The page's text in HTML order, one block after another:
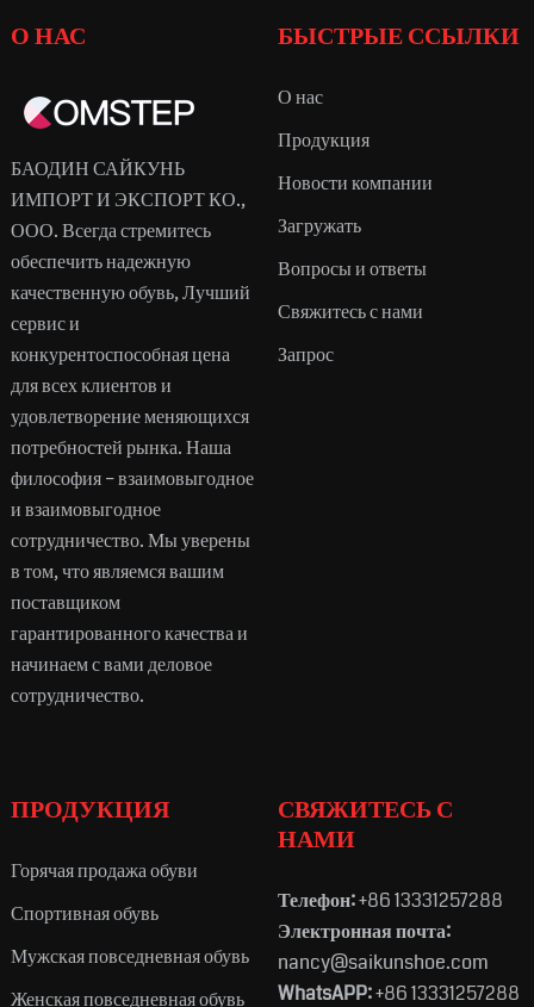
О НАС
БАОДИН САЙКУНЬ
ИМПОРТ И ЭКСПОРТ КО.,
ООО. Всегда стремитесь
обеспечить надежную
качественную обувь, Лучший
сервис и
конкурентоспособная цена
для всех клиентов и
удовлетворение меняющихся
потребностей рынка. Наша
философия – взаимовыгодное
и взаимовыгодное
сотрудничество. Мы уверены
в том, что являемся вашим
поставщиком
гарантированного качества и
начинаем с вами деловое
сотрудничество.
БЫСТРЫЕ ССЫЛКИ
О нас
Продукция
Новости компании
Загружать
Вопросы и ответы
Свяжитесь с нами
Запрос
ПРОДУКЦИЯ
Горячая продажа обуви
Спортивная обувь
Мужская повседневная обувь
Женская повседневная обувь
СВЯЖИТЕСЬ С
НАМИ
Телефон:+86 13331257288
Электронная почта:
nancy@saikunshoe.com
WhatsAPP:+86 13331257288